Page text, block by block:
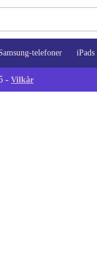
telefoner iPads
- Vilkår